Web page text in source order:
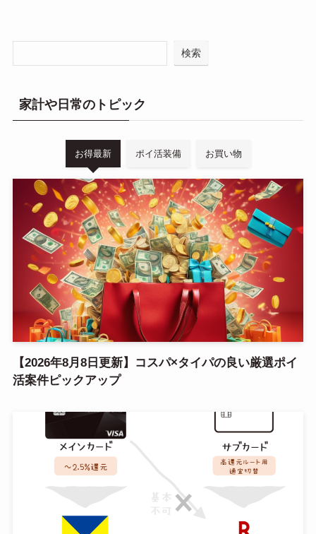
検索
家計や日常のトピック
お得最新 ポイ活装備 お買い物
【2026年8月8日更新】コスパ×タイパの良い厳選ポイ
活案件ピックアップ